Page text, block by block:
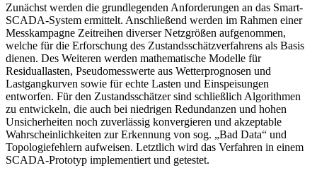
Zunächst werden die grundlegenden Anforderungen an das Smart-
SCADA-System ermittelt. Anschließend werden im Rahmen einer
Messkampagne Zeitreihen diverser Netzgrößen aufgenommen,
welche für die Erforschung des Zustandsschätzverfahrens als Basis
dienen. Des Weiteren werden mathematische Modelle für
Residuallasten, Pseudomesswerte aus Wetterprognosen und
Lastgangkurven sowie für echte Lasten und Einspeisungen
entworfen. Für den Zustandsschätzer sind schließlich Algorithmen
zu entwickeln, die auch bei niedrigen Redundanzen und hohen
Unsicherheiten noch zuverlässig konvergieren und akzeptable
Wahrscheinlichkeiten zur Erkennung von sog. „Bad Data“ und
Topologiefehlern aufweisen. Letztlich wird das Verfahren in einem
SCADA-Prototyp implementiert und getestet.